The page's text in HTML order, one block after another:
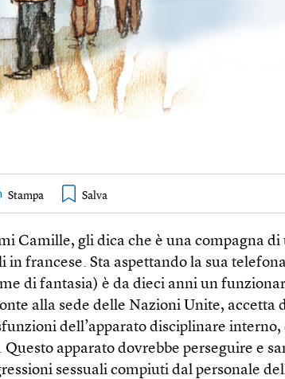
Stampa
Camille, gli dica che è una compagna
in francese. Sta aspettando la sua
di fantasia) è da dieci anni un
alla sede delle Nazioni Unite, accetta
dell’apparato disciplinare interno,
apparato dovrebbe perseguire e
sessuali compiuti dal personale